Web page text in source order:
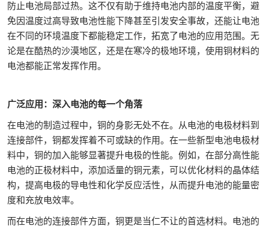
防止电池局部过热。这不仅有助于维持电池内部的温度平衡，避
免因温度过高导致电池性能下降甚至引发安全事故，还能让电池
在不同的环境温度下都能稳定工作，拓宽了电池的应用范围。无
论是在酷热的沙漠地区，还是在寒冷的极地环境，使用铜材料的
电池都能正常发挥作用。
广泛应用：深入电池的每一个角落
在电池的制造过程中，铜的身影无处不在。从电池的电极材料到
连接部件，铜都发挥着不可或缺的作用。在一些新型电池电极材
料中，铜的加入能够显著提升电极的性能。例如，在部分高性能
电池的正极材料中，添加适量的铜元素，可以优化材料的晶体结
构，提高电极的导电性和化学反应活性，从而提升电池的能量密
度和充放电效率。
而在电池的连接部件方面，铜更是当仁不让的首选材料。电池的